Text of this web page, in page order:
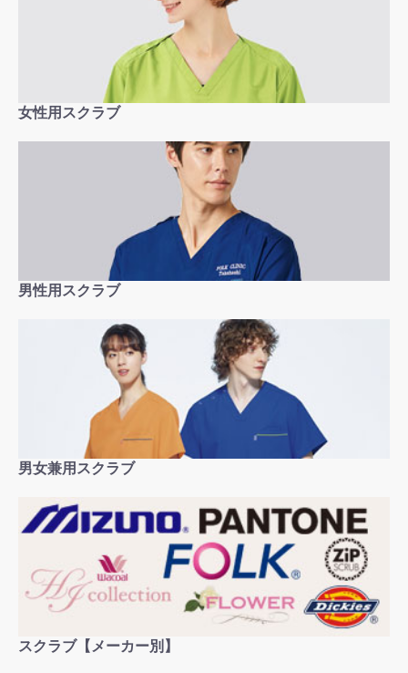
女性用スクラブ
男性用スクラブ
男女兼用スクラブ
スクラブ【メーカー別】